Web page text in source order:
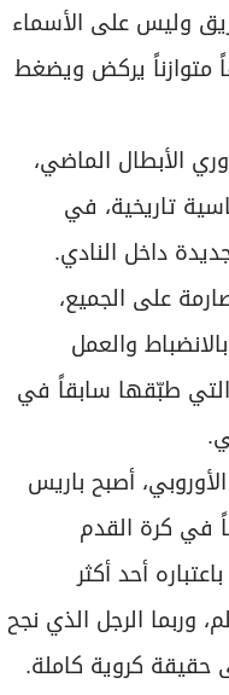
وليس على الأسماء
متوازناً يركض ويضغط
الأبطال الماضي،
تاريخية، في
داخل النادي.
على الجميع،
والعمل
طبّقها سابقاً في
أصبح باريس
في كرة القدم
أحد أكثر
وربما الرجل الذي نجح
حقيقة كروية كاملة.